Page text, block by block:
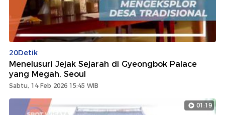
20Detik
Menelusuri Jejak Sejarah di Gyeongbok Palace
yang Megah, Seoul
Sabtu, 14 Feb 2026 15:45 WIB
01:19